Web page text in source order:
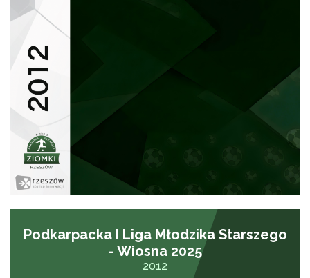
Podkarpacka I Liga Młodzika Starszego
- Wiosna 2025
2012